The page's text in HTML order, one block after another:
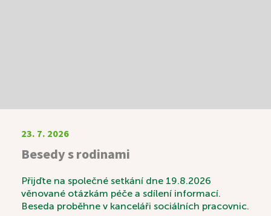
23. 7. 2026
Besedy s rodinami
Přijďte na společné setkání dne 19.8.2026
věnované otázkám péče a sdílení informací.
Beseda proběhne v kanceláři sociálních pracovnic.